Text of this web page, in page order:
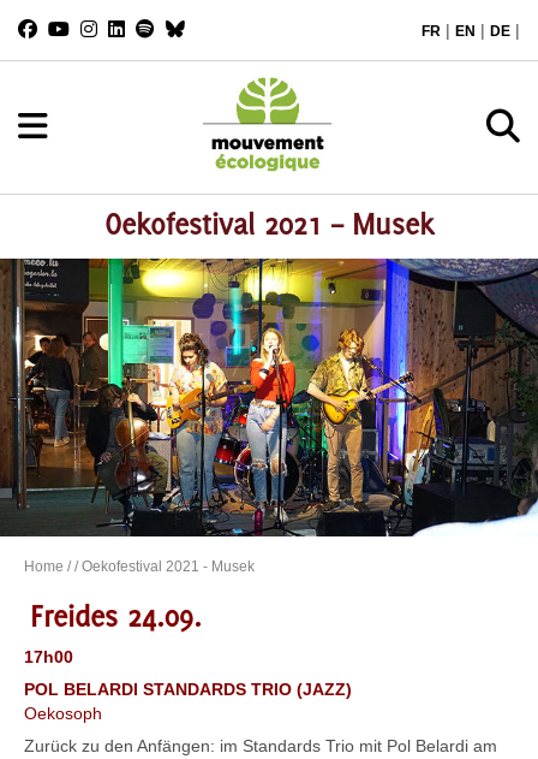
FR | EN | DE |
Oekofestival 2021 – Musek
Home // Oekofestival 2021 - Musek
Freides 24.09.
17h00
POL BELARDI STANDARDS TRIO (JAZZ)
Oekosoph
Zurück zu den Anfängen: im Standards Trio mit Pol Belardi am